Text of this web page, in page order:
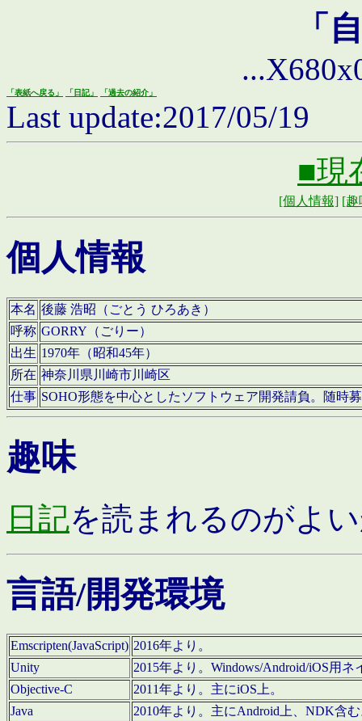
「
「表紙へ戻る」 「日記」 「過去の紹介」
Last update:2017/05/19
■現
[個人情報] [趣
個人情報
本名 後藤 浩昭（ごとう ひろあき）
呼称 GORRY（ごりー）
出生 1970年（昭和45年）
所在 神奈川県川崎市川崎区
仕事 SOHO形態を中心としたソフトウェア開発請負。随時
趣味
日記を読まれるのがよ
言語/開発環境
Emscripten(JavaScript) 2016年より。
Unity
2015年より。Windows/Android/iOS用
Objective-C
2011年より。主にiOS上。
Java
2010年より。主にAndroid上、NDK含